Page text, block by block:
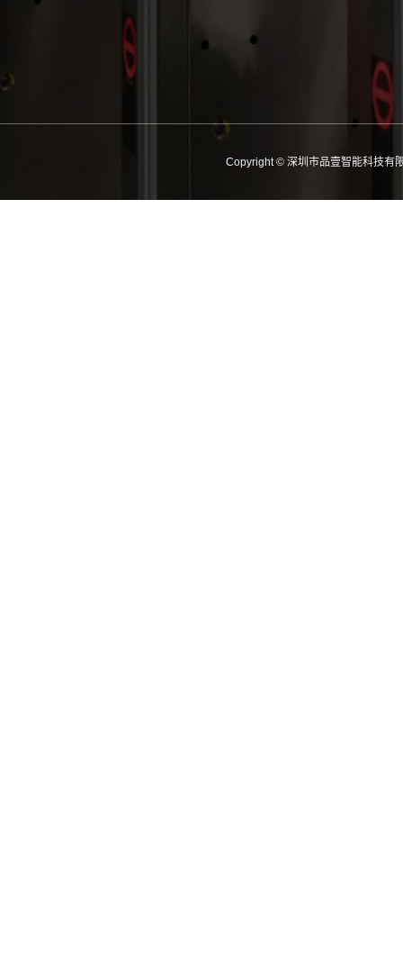
Copyright © 深圳市品壹智能科技有